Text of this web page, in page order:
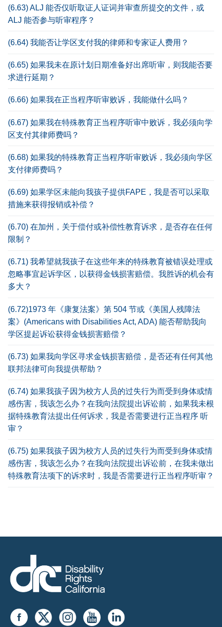
(6.63) ALJ 能否仅听取证人证词并审查所提交的文件，或
ALJ 能否参与听审程序？
(6.64) 我能否让学区支付我的律师和专家证人费用？
(6.65) 如果我未在原计划日期准备好出席听审，则我能否要
求进行延期？
(6.66) 如果我在正当程序听审败诉，我能做什么吗？
(6.67) 如果我在特殊教育正当程序听审中败诉，我必须向学
区支付其律师费吗？
(6.68) 如果我的特殊教育正当程序听审败诉，我必须向学区
支付律师费吗？
(6.69) 如果学区未能向我孩子提供FAPE，我是否可以采取
措施来获得报销或补偿？
(6.70) 在加州，关于偿付或补偿性教育诉求，是否存在任何
限制？
(6.71) 我希望就我孩子在这些年来的特殊教育被错误处理或
忽略事宜起诉学区，以获得金钱损害赔偿。我胜诉的机会有
多大？
(6.72)1973 年《康复法案》第 504 节或《美国人残障法
案》(Americans with Disabilities Act, ADA) 能否帮助我向
学区提起诉讼获得金钱损害赔偿？
(6.73) 如果我向学区寻求金钱损害赔偿，是否还有任何其他
联邦法律可向我提供帮助？
(6.74) 如果我孩子因为校方人员的过失行为而受到身体或情
感伤害，我该怎么办？在我向法院提出诉讼前，如果我未根
据特殊教育法提出任何诉求，我是否需要进行正当程序 听
审？
(6.75) 如果我孩子因为校方人员的过失行为而受到身体或情
感伤害，我该怎么办？在我向法院提出诉讼前，在我未做出
特殊教育法项下的诉求时，我是否需要进行正当程序听审？